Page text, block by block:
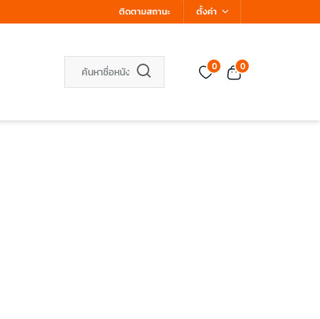
ติดตามสถานะ ตั้งค่า
0 0